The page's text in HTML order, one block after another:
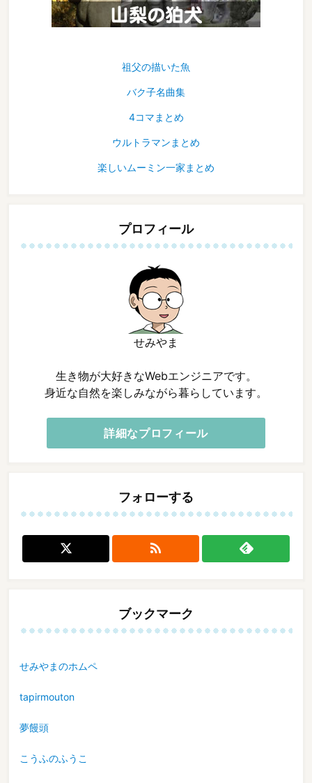
祖父の描いた魚
バク子名曲集
4コマまとめ
ウルトラマンまとめ
楽しいムーミン一家まとめ
プロフィール
せみやま
生き物が大好きなWebエンジニアです。
身近な自然を楽しみながら暮らしています。
詳細なプロフィール
フォローする

ブックマーク
せみやまのホムペ
tapirmouton
夢饅頭
こうふのふうこ